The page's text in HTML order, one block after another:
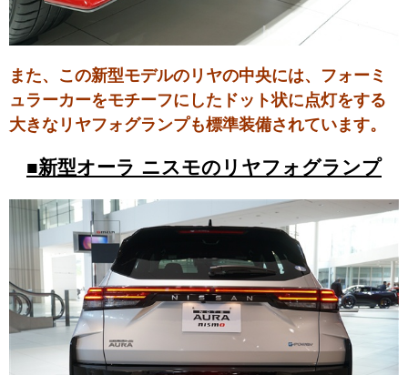
また、この新型モデルのリヤの中央には、フォーミ
ュラーカーをモチーフにしたドット状に点灯をする
大きなリヤフォグランプも標準装備されています。
■新型オーラ ニスモのリヤフォグランプ